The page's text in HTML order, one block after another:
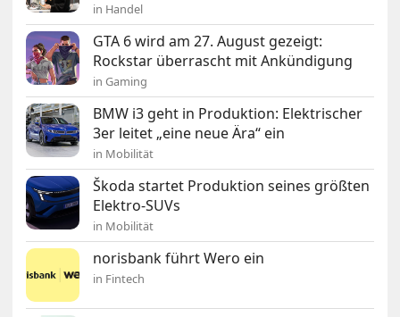
in Handel
GTA 6 wird am 27. August gezeigt:
Rockstar überrascht mit Ankündigung
in Gaming
BMW i3 geht in Produktion: Elektrischer
3er leitet „eine neue Ära“ ein
in Mobilität
Škoda startet Produktion seines größten
Elektro-SUVs
in Mobilität
norisbank führt Wero ein
in Fintech